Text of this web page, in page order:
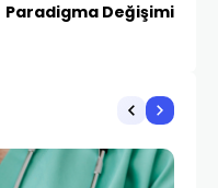
Paradigma Değişimi